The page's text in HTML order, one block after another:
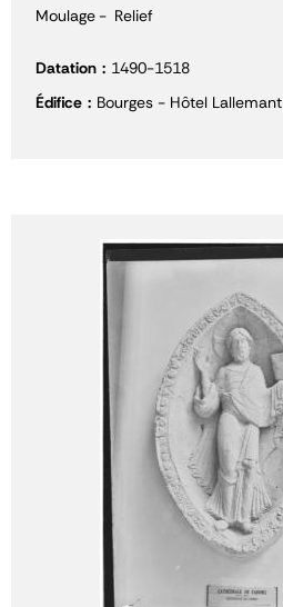
Moulage Relief
Datation
1490-1518
Édifice
Bourges - Hôtel Lallemant